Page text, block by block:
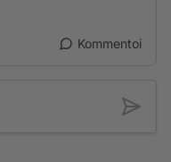
Kommentoi